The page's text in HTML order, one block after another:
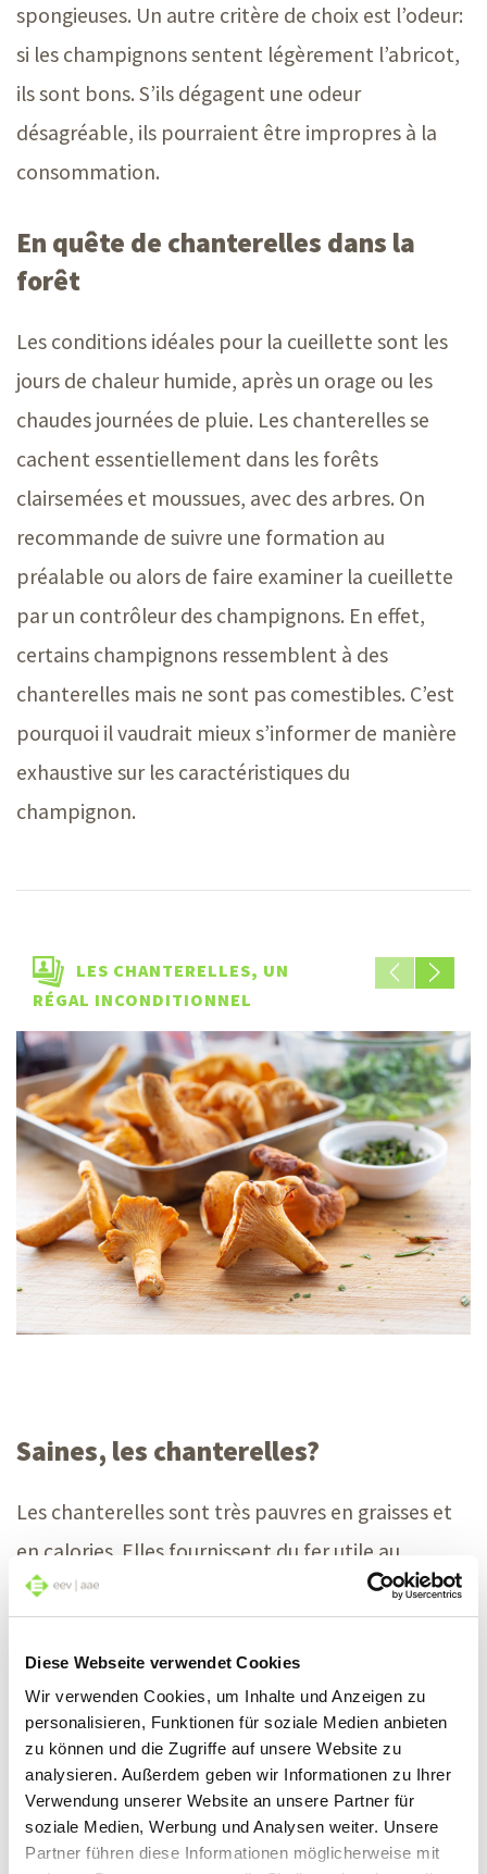
Diese Webseite verwendet Cookies
Wir verwenden Cookies, um Inhalte und Anzeigen zu
personalisieren, Funktionen für soziale Medien anbieten
zu können und die Zugriffe auf unsere Website zu
analysieren. Außerdem geben wir Informationen zu Ihrer
Verwendung unserer Website an unsere Partner für
soziale Medien, Werbung und Analysen weiter. Unsere
Partner führen diese Informationen möglicherweise mit
spongieuses. Un autre critère de choix est l’odeur:
si les champignons sentent légèrement l’abricot,
ils sont bons. S’ils dégagent une odeur
désagréable, ils pourraient être impropres à la
consommation.
En quête de chanterelles dans la
forêt
Les conditions idéales pour la cueillette sont les
jours de chaleur humide, après un orage ou les
chaudes journées de pluie. Les chanterelles se
cachent essentiellement dans les forêts
clairsemées et moussues, avec des arbres. On
recommande de suivre une formation au
préalable ou alors de faire examiner la cueillette
par un contrôleur des champignons. En effet,
certains champignons ressemblent à des
chanterelles mais ne sont pas comestibles. C’est
pourquoi il vaudrait mieux s’informer de manière
exhaustive sur les caractéristiques du
champignon.
LES CHANTERELLES, UN
RÉGAL INCONDITIONNEL
Saines, les chanterelles?
Les chanterelles sont très pauvres en graisses et
en calories. Elles fournissent du fer utile au
transport de l’oxygène dans le corps, des fibres
vitamine A propice à la vue. Alors oui: les
chanterelles sont saines! Mais comme tous les
champignons des bois, elles stockent des métaux
lourds et des substances radioactives. C’est
pourquoi l’OMS recommande de ne pas en
consommer plus d’une fois par semaine, soit